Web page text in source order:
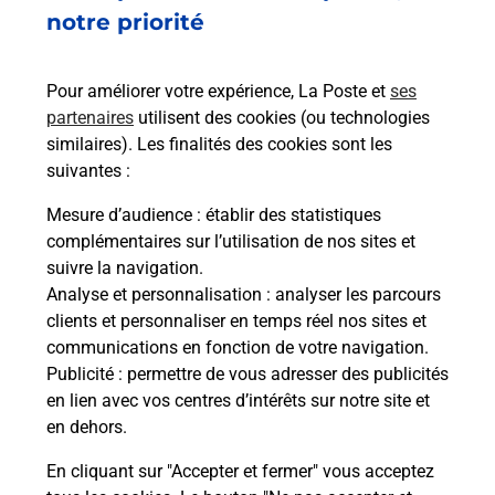
notre priorité
Pour améliorer votre expérience, La Poste et ses
partenaires utilisent des cookies (ou technologies
similaires). Les finalités des cookies sont les
suivantes :
Mesure d’audience : établir des statistiques
complémentaires sur l’utilisation de nos sites et
suivre la navigation.
Analyse et personnalisation : analyser les parcours
clients et personnaliser en temps réel nos sites et
communications en fonction de votre navigation.
Publicité : permettre de vous adresser des publicités
en lien avec vos centres d’intérêts sur notre site et
en dehors.
En cliquant sur "Accepter et fermer" vous acceptez
149 ROUTE DE CHATEAU THIERRY
En savoir plus
Malin !
La Poste
en ligne
Ouvert 24h/24
En savoir plus